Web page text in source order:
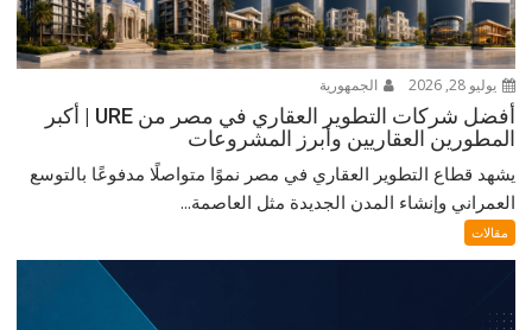
يوليو 28, 2026 الجمهورية
أفضل شركات التطوير العقاري في مصر من URE | أكبر
المطورين العقاريين وأبرز المشروعات
يشهد قطاع التطوير العقاري في مصر نموًا متواصلًا مدفوعًا بالتوسع
العمراني وإنشاء المدن الجديدة مثل العاصمة...
مقالات